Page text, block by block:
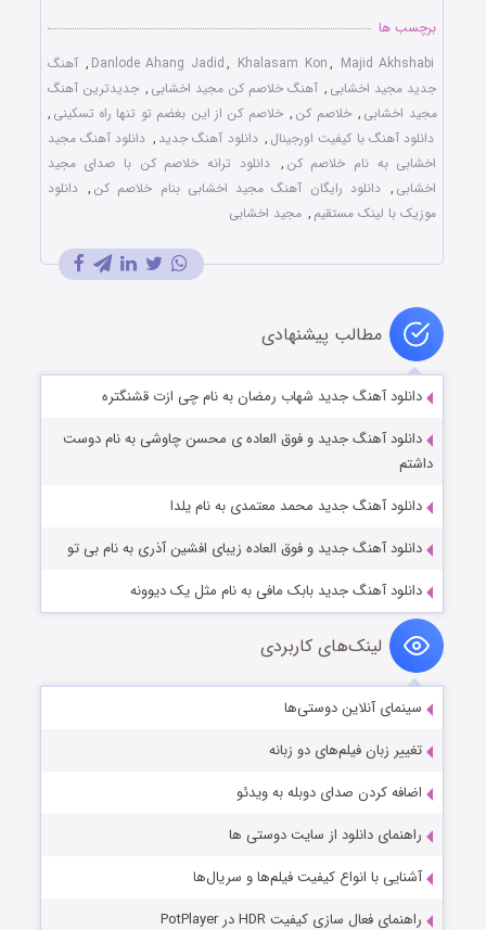
برچسب ها
Danlode Ahang Jadid, Khalasam Kon, Majid Akhshabi
, آهنگ
جدید مجید اخشابی , آهنگ خلاصم کن مجید اخشابی , جدیدترین آهنگ
مجید اخشابی , خلاصم کن , خلاصم کن از این بغضم تو تنها راه تسکینی ,
دانلود آهنگ با کیفیت اورجینال , دانلود آهنگ جدید , دانلود آهنگ مجید
اخشابی به نام خلاصم کن , دانلود ترانه خلاصم کن با صدای مجید
اخشابی , دانلود رایگان آهنگ مجید اخشابی بنام خلاصم کن , دانلود
موزیک با لینک مستقیم , مجید اخشابی
مطالب پیشنهادی
دانلود آهنگ جدید شهاب رمضان به نام چی ازت قشنگتره
دانلود آهنگ جدید و فوق العاده ی محسن چاوشی به نام دوست
داشتم
دانلود آهنگ جدید محمد معتمدی به نام یلدا
دانلود آهنگ جدید و فوق العاده زیبای افشین آذری به نام بی تو
دانلود آهنگ جدید بابک مافی به نام مثل یک دیوونه
لینک‌های کاربردی
سینمای آنلاین دوستی‌ها
تغییر زبان فیلم‌های دو زبانه
اضافه کردن صدای دوبله به ویدئو
راهنمای دانلود از سایت دوستی ها
آشنایی با انواع کیفیت فیلم‌ها و سریال‌ها
راهنمای فعال سازی کیفیت HDR در PotPlayer